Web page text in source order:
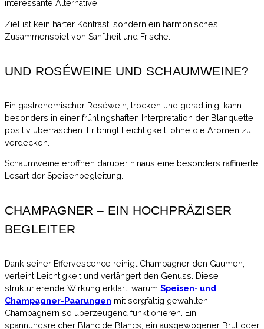
interessante Alternative.
Ziel ist kein harter Kontrast, sondern ein harmonisches
Zusammenspiel von Sanftheit und Frische.
UND ROSÉWEINE UND SCHAUMWEINE?
Ein gastronomischer Roséwein, trocken und geradlinig, kann
besonders in einer frühlingshaften Interpretation der Blanquette
positiv überraschen. Er bringt Leichtigkeit, ohne die Aromen zu
verdecken.
Schaumweine eröffnen darüber hinaus eine besonders raffinierte
Lesart der Speisenbegleitung.
CHAMPAGNER – EIN HOCHPRÄZISER
BEGLEITER
Dank seiner Effervescence reinigt Champagner den Gaumen,
verleiht Leichtigkeit und verlängert den Genuss. Diese
strukturierende Wirkung erklärt, warum Speisen- und
Champagner-Paarungen mit sorgfältig gewählten
Champagnern so überzeugend funktionieren. Ein
spannungsreicher Blanc de Blancs, ein ausgewogener Brut oder